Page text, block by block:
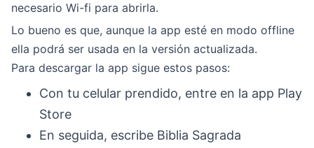
necesario Wi-fi para abrirla.
Lo bueno es que, aunque la app esté en modo offline
ella podrá ser usada en la versión actualizada.
Para descargar la app sigue estos pasos:
Con tu celular prendido, entre en la app Play
Store
En seguida, escribe Biblia Sagrada